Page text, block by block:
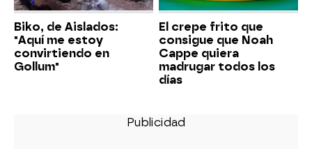
Biko, de Aislados:
"Aquí me estoy
convirtiendo en
Gollum"
El crepe frito que
consigue que Noah
Cappe quiera
madrugar todos los
días